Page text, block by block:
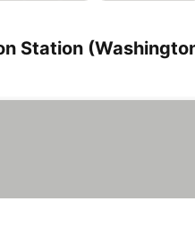
Station